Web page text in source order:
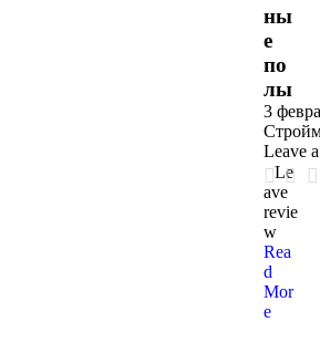
ны
е
по
лы
3
Leave
Le
ave
revie
w
Rea
d
Mor
e